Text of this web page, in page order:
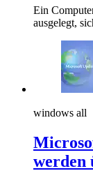
Ein
ausgelegt,
windows all
werden